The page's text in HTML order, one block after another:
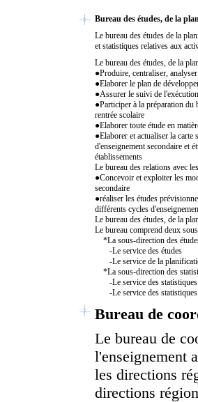
Bureau des études, de la
Le bureau des études de la
et statistiques relatives aux
Le bureau des études, de la
●Produire, centraliser,
●Elaborer le plan de
●Assurer le suivi de
●Participer à la préparation du
rentrée scolaire
●Elaborer toute étude en
●Elaborer et actualiser la carte
d'enseignement secondaire et
établissements
Le bureau des relations avec
●Concevoir et exploiter les
secondaire
●réaliser les études
différents cycles
Le bureau des études, de la
Le bureau comprend deux
*La sous-direction des
-Le service des études
-Le service de la
*La sous-direction des
-Le service des statistiques
-Le service des statistiques
Bureau de
Le bureau de
l'enseignement
les directions
directions